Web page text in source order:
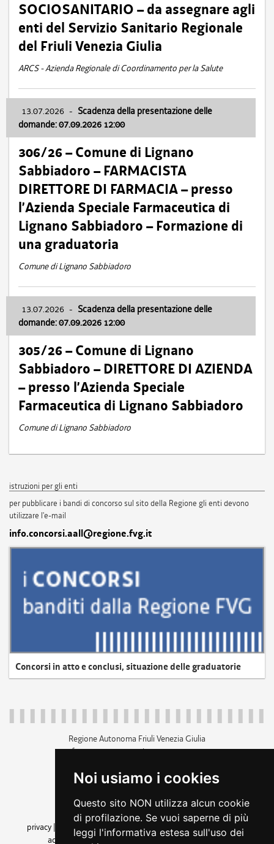
Noi usiamo i cookies
Questo sito NON utilizza alcun cookie
di profilazione. Se vuoi saperne di più
leggi l'informativa estesa sull'uso dei
SOCIOSANITARIO – da assegnare agli
enti del Servizio Sanitario Regionale
del Friuli Venezia Giulia
ARCS - Azienda Regionale di Coordinamento per la Salute
13.07.2026 - Scadenza della presentazione delle
domande: 07.09.2026 12:00
306/26 – Comune di Lignano
Sabbiadoro – FARMACISTA
DIRETTORE DI FARMACIA – presso
l’Azienda Speciale Farmaceutica di
Lignano Sabbiadoro – Formazione di
una graduatoria
Comune di Lignano Sabbiadoro
13.07.2026 - Scadenza della presentazione delle
domande: 07.09.2026 12:00
305/26 – Comune di Lignano
Sabbiadoro – DIRETTORE DI AZIENDA
– presso l’Azienda Speciale
Farmaceutica di Lignano Sabbiadoro
Comune di Lignano Sabbiadoro
istruzioni per gli enti
per pubblicare i bandi di concorso sul sito della Regione gli enti devono
utilizzare l'e-mail
info.concorsi.aall@regione.fvg.it
Concorsi in atto e conclusi, situazione delle graduatorie
Regione Autonoma Friuli Venezia Giulia
c.f. 80014930327; p.iva 00526040324
+39 040 3771111
amministrazione trasparente
privacy
cookie |note legali accessibilità
dichiarazione di
accessibilità| feedback cambio preferenze cookie